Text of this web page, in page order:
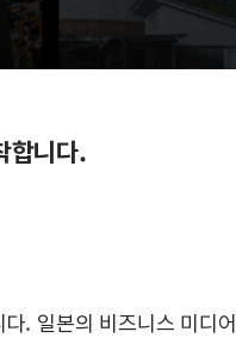
합니다.
. 일본의 비즈니스 미디어